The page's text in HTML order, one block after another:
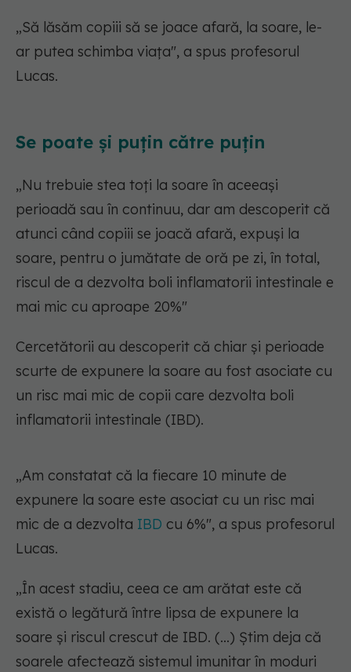
„Să lăsăm copiii să se joace afară, la soare, le-
ar putea schimba viața", a spus profesorul
Lucas.
Se poate și puțin către puțin
„Nu trebuie stea toți la soare în aceeași
perioadă sau în continuu, dar am descoperit că
atunci când copiii se joacă afară, expuși la
soare, pentru o jumătate de oră pe zi, în total,
riscul de a dezvolta boli inflamatorii intestinale e
mai mic cu aproape 20%"
Cercetătorii au descoperit că chiar și perioade
scurte de expunere la soare au fost asociate cu
un risc mai mic de copii care dezvolta boli
inflamatorii intestinale (IBD).
„Am constatat că la fiecare 10 minute de
expunere la soare este asociat cu un risc mai
mic de a dezvolta IBD cu 6%", a spus profesorul
Lucas.
„În acest stadiu, ceea ce am arătat este că
există o legătură între lipsa de expunere la
soare și riscul crescut de IBD. (...) Știm deja că
soarele afectează sistemul imunitar în moduri